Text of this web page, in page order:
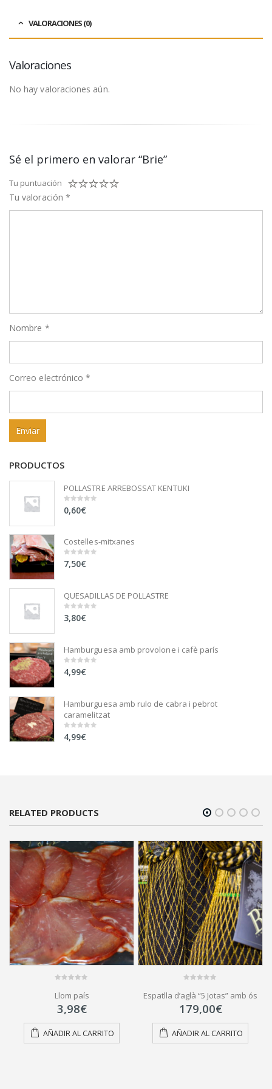
VALORACIONES (0)
Valoraciones
No hay valoraciones aún.
Sé el primero en valorar “Brie”
Tu puntuación
Tu valoración *
Nombre *
Correo electrónico*
PRODUCTOS
POLLASTRE ARREBOSSAT KENTUKI
0
out
0,60€
Costelles-mitxanes
0
out
7,50€
QUESADILLAS DE POLLASTRE
0
out
3,80€
Hamburguesa amb provolone i cafè parís
0
out
4,99€
Hamburguesa amb rulo de cabra i pebrot
caramelitzat
0
out
4,99€
RELATED PRODUCTS
out
5
Llom país
3,98€
AÑADIR AL CARRITO
out
of
5
Espatlla d’aglà “5 Jotas” amb ós
179,00€
AÑADIR AL CARRITO